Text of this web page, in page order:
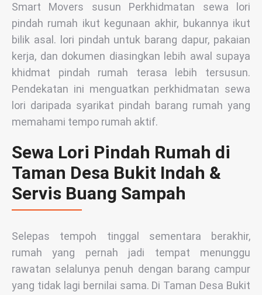
Smart Movers susun Perkhidmatan sewa lori
pindah rumah ikut kegunaan akhir, bukannya ikut
bilik asal. lori pindah untuk barang dapur, pakaian
kerja, dan dokumen diasingkan lebih awal supaya
khidmat pindah rumah terasa lebih tersusun.
Pendekatan ini menguatkan perkhidmatan sewa
lori daripada syarikat pindah barang rumah yang
memahami tempo rumah aktif.
Sewa Lori Pindah Rumah di
Taman Desa Bukit Indah &
Servis Buang Sampah
Selepas tempoh tinggal sementara berakhir,
rumah yang pernah jadi tempat menunggu
rawatan selalunya penuh dengan barang campur
yang tidak lagi bernilai sama. Di Taman Desa Bukit